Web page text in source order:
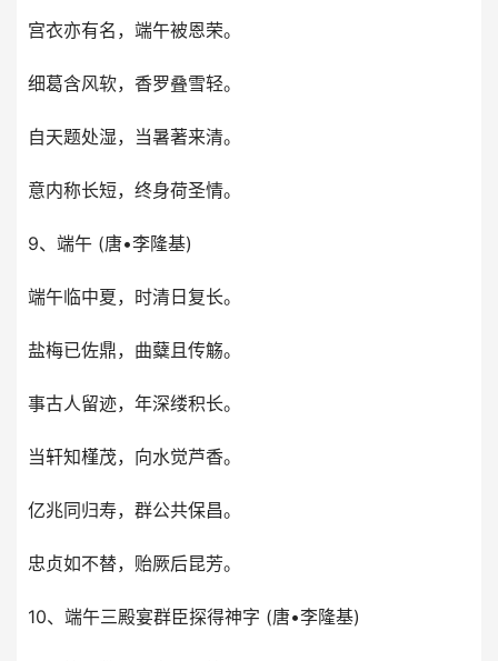
宫衣亦有名，端午被恩荣。
细葛含风软，香罗叠雪轻。
自天题处湿，当暑著来清。
意内称长短，终身荷圣情。
9、端午 (唐•李隆基)
端午临中夏，时清日复长。
盐梅已佐鼎，曲糵且传觞。
事古人留迹，年深缕积长。
当轩知槿茂，向水觉芦香。
亿兆同归寿，群公共保昌。
忠贞如不替，贻厥后昆芳。
10、端午三殿宴群臣探得神字 (唐•李隆基)